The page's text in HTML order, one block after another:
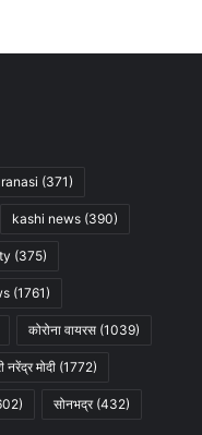
(371)
kashi news (390)
(375)
(1761)
कोरोना वायरस (1039)
नरेंद्र मोदी (1772)
सोनभद्र(432)